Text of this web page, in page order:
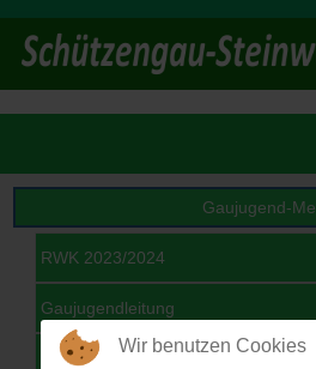
Gaujugend-
RWK 2023/2024
Gaujugendleitung
Archiv
Wir benutzen Cookies